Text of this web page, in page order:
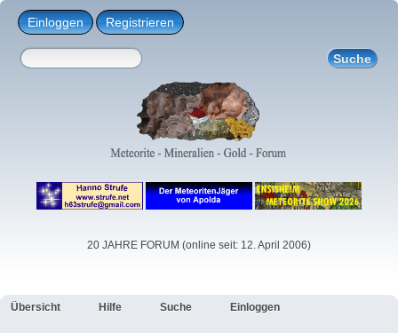
Einloggen Registrieren
20 JAHRE FORUM (online seit: 12. April 2006)
Übersicht Hilfe Suche Einloggen